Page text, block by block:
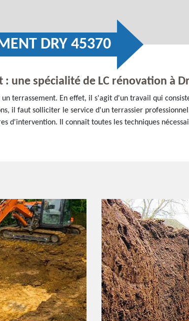
DRY 45370
: une spécialité de LC rénovation à
terrassement. En effet, il s'agit d'un travail qui
il faut solliciter le service d'un terrassier
d'intervention. Il connaît toutes les techniques